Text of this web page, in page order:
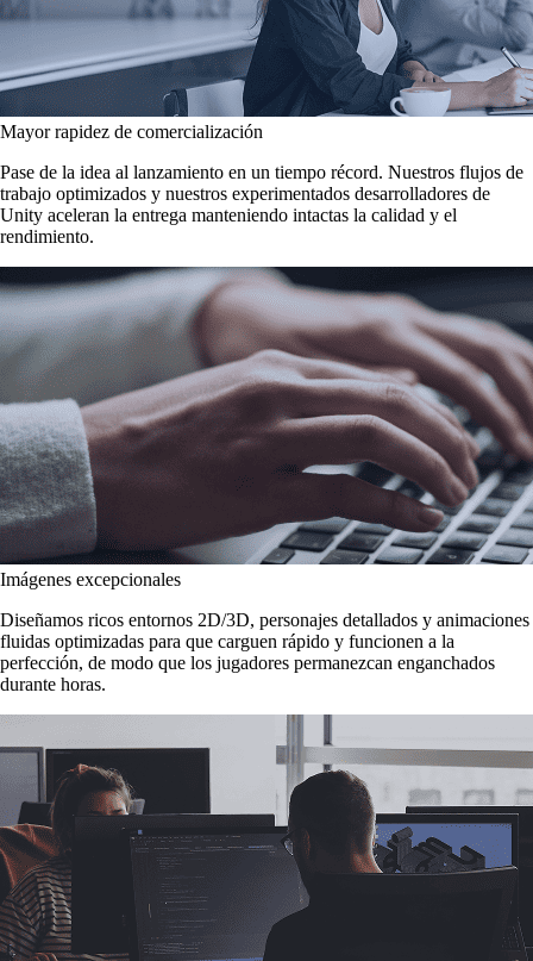
Mayor rapidez de comercialización
Pase de la idea al lanzamiento en un tiempo récord. Nuestros flujos de
trabajo optimizados y nuestros experimentados desarrolladores de
Unity aceleran la entrega manteniendo intactas la calidad y el
rendimiento.
Imágenes excepcionales
Diseñamos ricos entornos 2D/3D, personajes detallados y animaciones
fluidas optimizadas para que carguen rápido y funcionen a la
perfección, de modo que los jugadores permanezcan enganchados
durante horas.